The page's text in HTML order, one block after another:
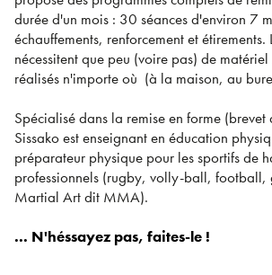
durée d'un mois : 30 séances d'environ 7
échauffements, renforcement et étirements.
nécessitent que peu (voire pas) de
réalisés n'importe où (à la maison, au
Spécialisé dans la remise en forme
Sissako est enseignant en éducation
préparateur physique pour les sportifs de
professionnels (rugby, volly-ball,
Martial Art dit MMA).
... N'héssayez pas, faites-le !